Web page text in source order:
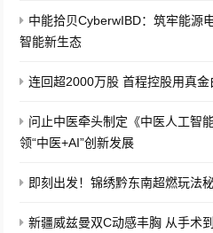
中能拾贝CyberwIBD：筑牢能源
智能新生态
连回超2000万股 首程控股用真
问止中医牵头制定《中医人工智
领“中医+AI”创新发展
即刻出发！锦绣黔东南超燃玩法
新疆威兹曼双C动感丰胸 从手术